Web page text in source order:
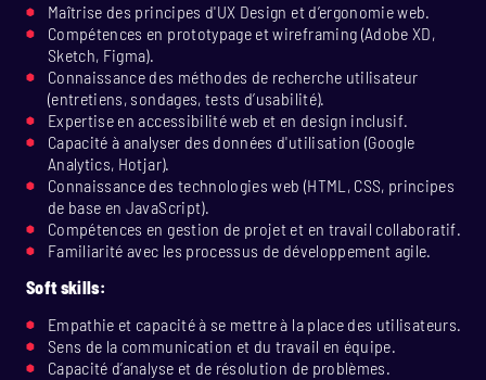
Maîtrise des principes d'UX Design et d’ergonomie web.
Compétences en prototypage et wireframing (Adobe XD,
Sketch, Figma).
Connaissance des méthodes de recherche utilisateur
(entretiens, sondages, tests d’usabilité).
Expertise en accessibilité web et en design inclusif.
Capacité à analyser des données d'utilisation (Google
Analytics, Hotjar).
Connaissance des technologies web (HTML, CSS, principes
de base en JavaScript).
Compétences en gestion de projet et en travail collaboratif.
Familiarité avec les processus de développement agile.
Soft skills:
Empathie et capacité à se mettre à la place des utilisateurs.
Sens de la communication et du travail en équipe.
Capacité d’analyse et de résolution de problèmes.